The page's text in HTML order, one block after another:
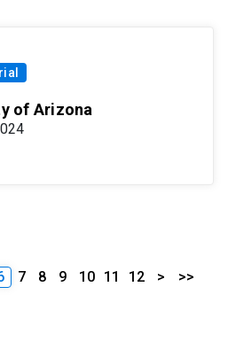
of Arizona
7 8 9 10 11 12 > >>